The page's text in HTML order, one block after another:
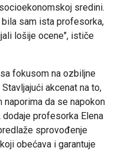
sredini.
bila sam ista profesorka,
lošije ocene", ističe
fokusom na ozbiljne
akcenat na to,
da se napokon
profesorka Elena
sprovođenje
obećava i garantuje